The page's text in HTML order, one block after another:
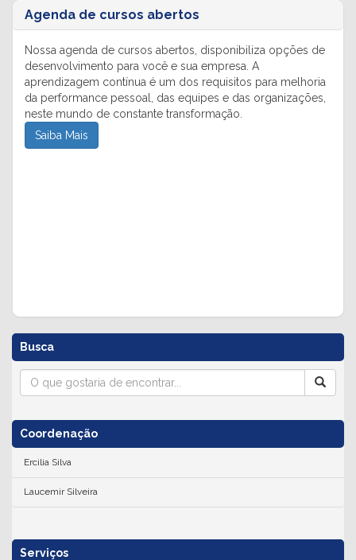
Agenda de cursos abertos
Nossa agenda de cursos abertos, disponibiliza opções de
desenvolvimento para você e sua empresa. A
aprendizagem contínua é um dos requisitos para melhoria
da performance pessoal, das equipes e das organizações,
neste mundo de constante transformação.
Saiba Mais
Busca
Coordenação
Ercilia Silva
Laucemir Silveira
Serviços